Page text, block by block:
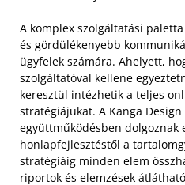
A komplex szolgáltatási
és gördülékenyebb
ügyfelek számára. Ahelyett,
szolgáltatóval kellene
keresztül intézhetik a teljes
stratégiájukat. A Kanga
együttműködésben dolgoznak
honlapfejlesztéstől a
stratégiáig minden elem
riportok és elemzések